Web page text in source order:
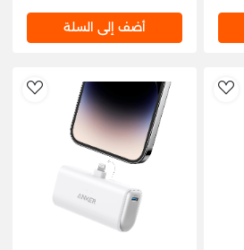
أضف إلى السلة
AddToWishlist